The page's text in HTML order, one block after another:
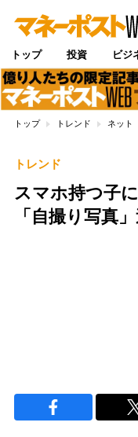
トップ 投資 ビジ
トップ トレンド ネット
トレンド
スマホ持つ子
「自撮り写真